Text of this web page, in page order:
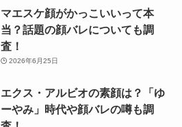
マエスケ顔がかっこいいって本
当？話題の顔バレについても調
査！
2026年6月25日
エクス・アルビオの素顔は？「ゆ
ーやみ」時代や顔バレの噂も調